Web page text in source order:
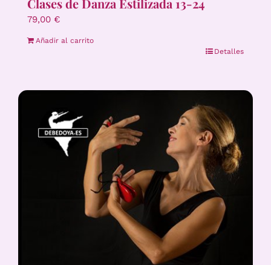
Clases de Danza Estilizada 13-24
79,00 €
Añadir al carrito
Detalles